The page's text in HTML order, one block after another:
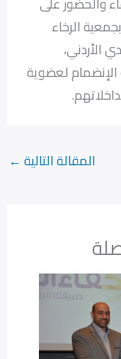
الرخاء
الأردني،
لعضوية
المقالة التالية ←